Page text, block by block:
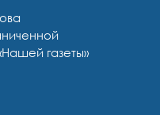
газеты»